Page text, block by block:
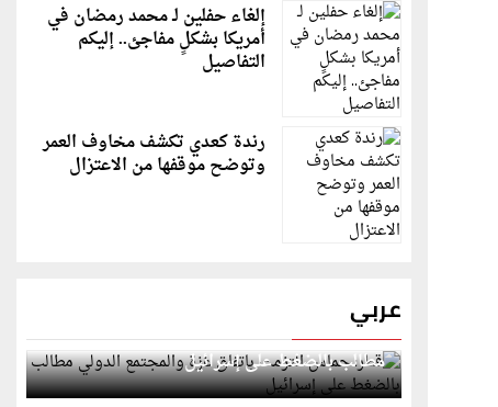
إلغاء حفلين لـ محمد رمضان في
أمريكا بشكلٍ مفاجئ.. إليكم
التفاصيل
رندة كعدي تكشف مخاوف العمر
وتوضح موقفها من الاعتزال
عربي
قطر: حماس التزمت باتفاق غزة والمجتمع الدولي
مطالب بالضغط على إسرائيل